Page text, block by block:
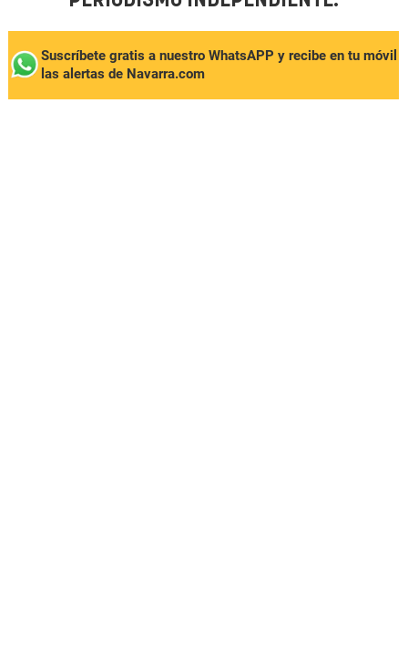
Suscríbete gratis a nuestro WhatsAPP y recibe en tu móvil
las alertas de Navarra.com